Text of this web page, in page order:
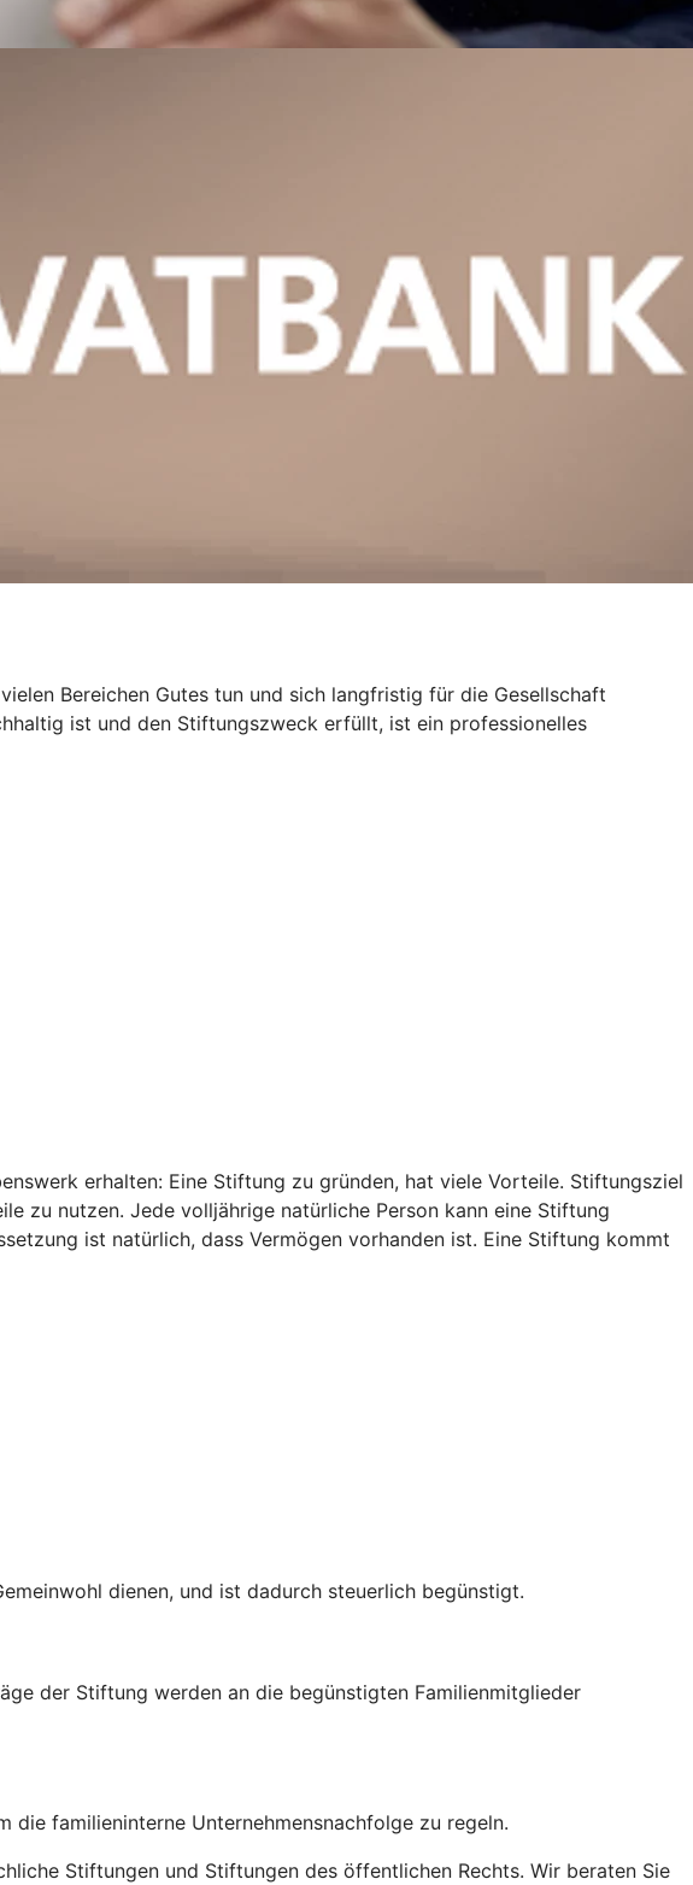
Bereichen Gutes tun und sich langfristig für die Gesellschaft
ist und den Stiftungszweck erfüllt, ist ein professionelles
erhalten: Eine Stiftung zu gründen, hat viele Vorteile. Stiftungsziel
zu nutzen. Jede volljährige natürliche Person kann eine Stiftung
ist natürlich, dass Vermögen vorhanden ist. Eine Stiftung kommt
dienen, und ist dadurch steuerlich begünstigt.
der Stiftung werden an die begünstigten Familienmitglieder
die familieninterne Unternehmensnachfolge zu regeln.
Stiftungen und Stiftungen des öffentlichen Rechts. Wir beraten Sie